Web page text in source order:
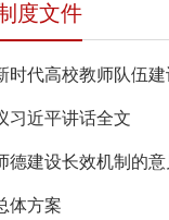
度文件
时代高校教师队伍
习近平讲话全文
德建设长效机制的意
体方案